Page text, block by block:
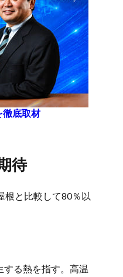
徹底取材
待
根と比較して80％以
する熱を指す。高温